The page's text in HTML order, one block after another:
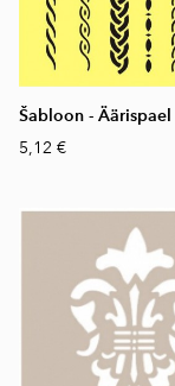
Šabloon - Äärispael
5,12 €